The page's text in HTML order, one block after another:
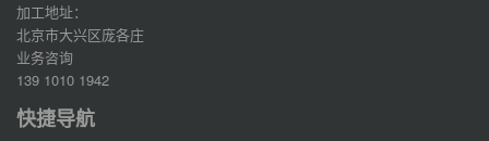
加工地址：
北京市大兴区庞各庄
业务咨询
139 1010 1942
快捷导航